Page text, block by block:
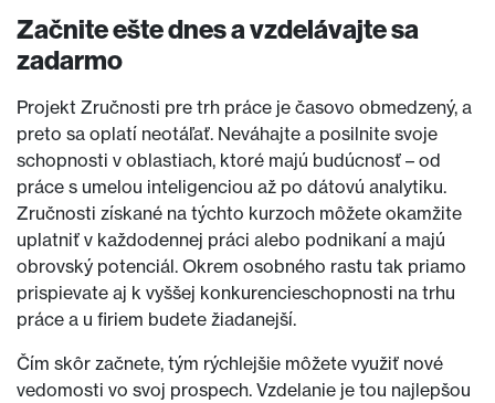
Začnite ešte dnes a vzdelávajte sa
zadarmo
Projekt Zručnosti pre trh práce je časovo obmedzený, a
preto sa oplatí neotáľať. Neváhajte a posilnite svoje
schopnosti v oblastiach, ktoré majú budúcnosť – od
práce s umelou inteligenciou až po dátovú analytiku.
Zručnosti získané na týchto kurzoch môžete okamžite
uplatniť v každodennej práci alebo podnikaní a majú
obrovský potenciál. Okrem osobného rastu tak priamo
prispievate aj k vyššej konkurencieschopnosti na trhu
práce a u firiem budete žiadanejší.
Čím skôr začnete, tým rýchlejšie môžete využiť nové
vedomosti vo svoj prospech. Vzdelanie je tou najlepšou